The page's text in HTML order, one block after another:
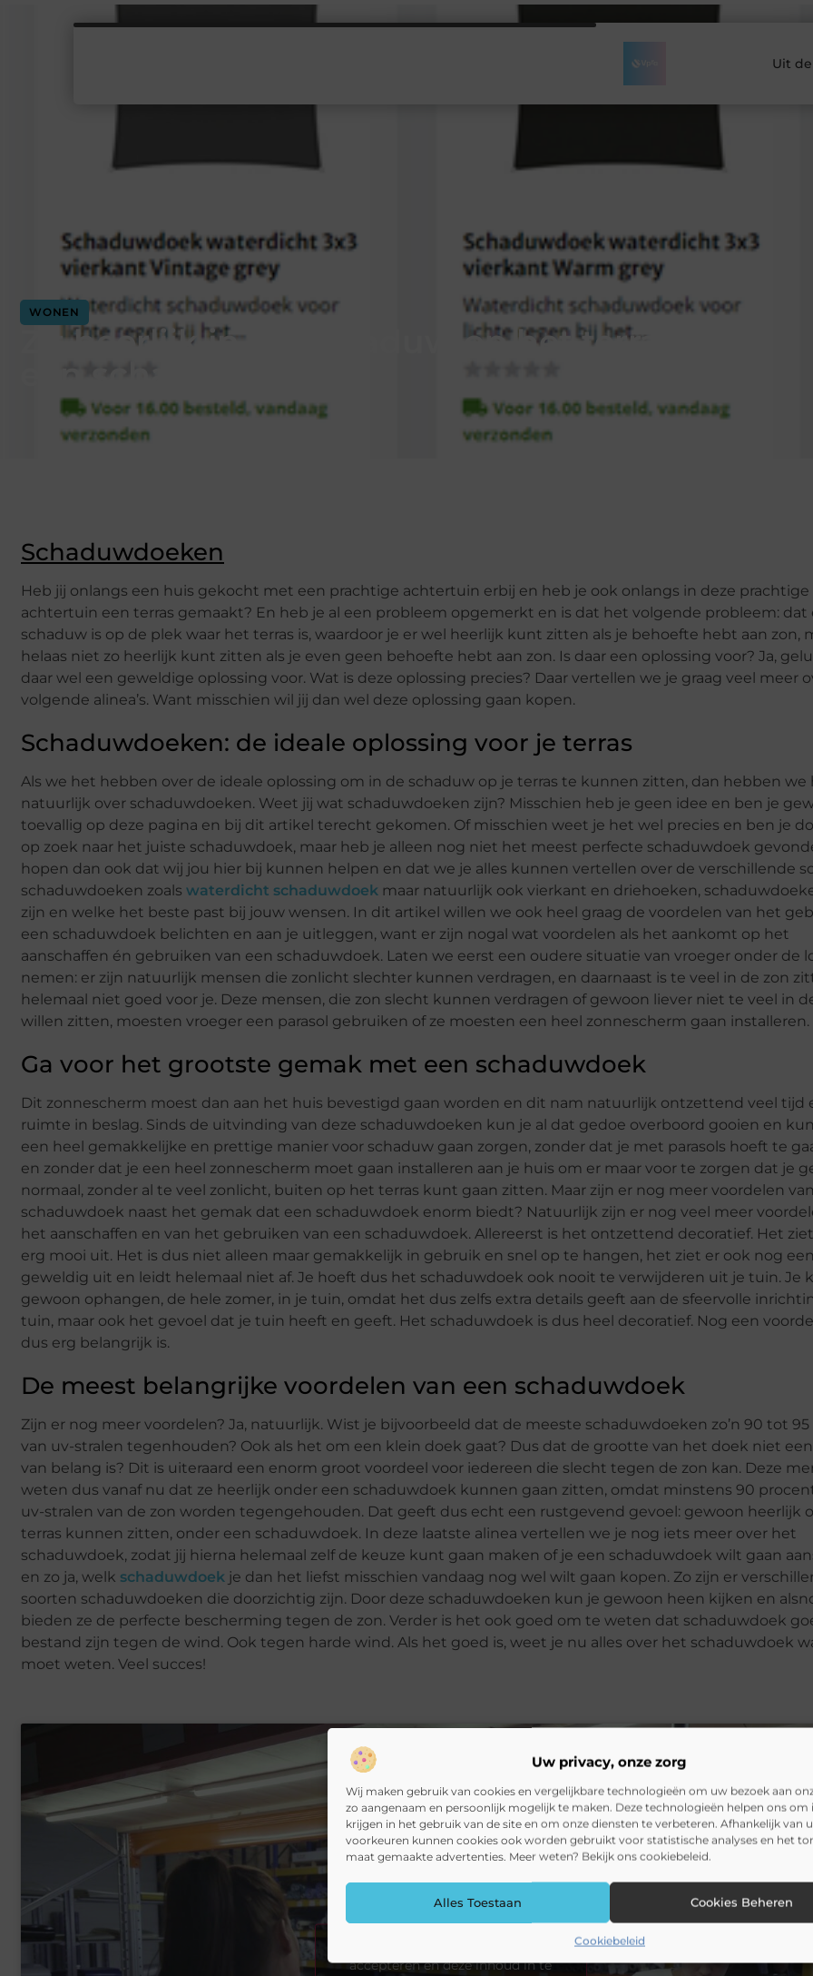
Uw privacy, onze zorg
Wij maken gebruik van cookies en vergelijkbare technologieën om uw bezoek aan
zo aangenaam en persoonlijk mogelijk te maken. Deze technologieën helpen ons om
krijgen in het gebruik van de site en om onze diensten te verbeteren. Afhankelijk van
voorkeuren kunnen cookies ook worden gebruikt voor statistische analyses en het
maat gemaakte advertenties. Meer weten? Bekijk ons cookiebeleid.
Alles Toestaan Cookies Beheren
Cookiebeleid
Uit
WONEN
Zit heerlijk in de schaduw op het terras met
Schaduwdoeken
Heb jij onlangs een huis gekocht met een prachtige achtertuin erbij en heb je ook onlangs in deze prachtige
achtertuin een terras gemaakt? En heb je al een probleem opgemerkt en is dat het volgende probleem: dat
schaduw is op de plek waar het terras is, waardoor je er wel heerlijk kunt zitten als je behoefte hebt aan zon,
helaas niet zo heerlijk kunt zitten als je even geen behoefte hebt aan zon. Is daar een oplossing voor? Ja,
daar wel een geweldige oplossing voor. Wat is deze oplossing precies? Daar vertellen we je graag veel meer
volgende alinea’s. Want misschien wil jij dan wel deze oplossing gaan kopen.
Schaduwdoeken: de ideale oplossing voor je terras
Als we het hebben over de ideale oplossing om in de schaduw op je terras te kunnen zitten, dan hebben we
natuurlijk over schaduwdoeken. Weet jij wat schaduwdoeken zijn? Misschien heb je geen idee en ben je
toevallig op deze pagina en bij dit artikel terecht gekomen. Of misschien weet je het wel precies en ben je
op zoek naar het juiste schaduwdoek, maar heb je alleen nog niet het meest perfecte schaduwdoek
hopen dan ook dat wij jou hier bij kunnen helpen en dat we je alles kunnen vertellen over de verschillende
schaduwdoeken zoals waterdicht schaduwdoek maar natuurlijk ook vierkant en driehoeken,
zijn en welke het beste past bij jouw wensen. In dit artikel willen we ook heel graag de voordelen van het
een schaduwdoek belichten en aan je uitleggen, want er zijn nogal wat voordelen als het aankomt op het
aanschaffen én gebruiken van een schaduwdoek. Laten we eerst een oudere situatie van vroeger onder de
nemen: er zijn natuurlijk mensen die zonlicht slechter kunnen verdragen, en daarnaast is te veel in de zon
helemaal niet goed voor je. Deze mensen, die zon slecht kunnen verdragen of gewoon liever niet te veel in
willen zitten, moesten vroeger een parasol gebruiken of ze moesten een heel zonnescherm gaan installeren.
Ga voor het grootste gemak met een schaduwdoek
Dit zonnescherm moest dan aan het huis bevestigd gaan worden en dit nam natuurlijk ontzettend veel tijd
ruimte in beslag. Sinds de uitvinding van deze schaduwdoeken kun je al dat gedoe overboord gooien en
een heel gemakkelijke en prettige manier voor schaduw gaan zorgen, zonder dat je met parasols hoeft te
en zonder dat je een heel zonnescherm moet gaan installeren aan je huis om er maar voor te zorgen dat je
normaal, zonder al te veel zonlicht, buiten op het terras kunt gaan zitten. Maar zijn er nog meer voordelen
schaduwdoek naast het gemak dat een schaduwdoek enorm biedt? Natuurlijk zijn er nog veel meer
het aanschaffen en van het gebruiken van een schaduwdoek. Allereerst is het ontzettend decoratief. Het
erg mooi uit. Het is dus niet alleen maar gemakkelijk in gebruik en snel op te hangen, het ziet er ook nog
geweldig uit en leidt helemaal niet af. Je hoeft dus het schaduwdoek ook nooit te verwijderen uit je tuin. Je
gewoon ophangen, de hele zomer, in je tuin, omdat het dus zelfs extra details geeft aan de sfeervolle
tuin, maar ook het gevoel dat je tuin heeft en geeft. Het schaduwdoek is dus heel decoratief. Nog een
dus erg belangrijk is.
De meest belangrijke voordelen van een schaduwdoek
Zijn er nog meer voordelen? Ja, natuurlijk. Wist je bijvoorbeeld dat de meeste schaduwdoeken zo’n 90 tot
van uv-stralen tegenhouden? Ook als het om een klein doek gaat? Dus dat de grootte van het doek niet
van belang is? Dit is uiteraard een enorm groot voordeel voor iedereen die slecht tegen de zon kan. Deze
weten dus vanaf nu dat ze heerlijk onder een schaduwdoek kunnen gaan zitten, omdat minstens 90
uv-stralen van de zon worden tegengehouden. Dat geeft dus echt een rustgevend gevoel: gewoon heerlijk
terras kunnen zitten, onder een schaduwdoek. In deze laatste alinea vertellen we je nog iets meer over het
schaduwdoek, zodat jij hierna helemaal zelf de keuze kunt gaan maken of je een schaduwdoek wilt gaan
en zo ja, welk schaduwdoek je dan het liefst misschien vandaag nog wel wilt gaan kopen. Zo zijn er
soorten schaduwdoeken die doorzichtig zijn. Door deze schaduwdoeken kun je gewoon heen kijken en
bieden ze de perfecte bescherming tegen de zon. Verder is het ook goed om te weten dat schaduwdoek
bestand zijn tegen de wind. Ook tegen harde wind. Als het goed is, weet je nu alles over het schaduwdoek
moet weten. Veel succes!
accepteren en deze inhoud in te